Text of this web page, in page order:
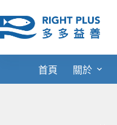
至
主
首頁 關於